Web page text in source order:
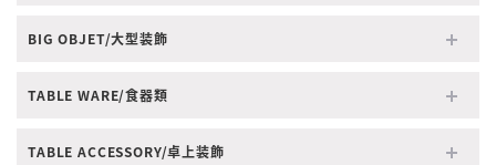
BIG OBJET/大型装飾
TABLE WARE/食器類
TABLE ACCESSORY/卓上装飾